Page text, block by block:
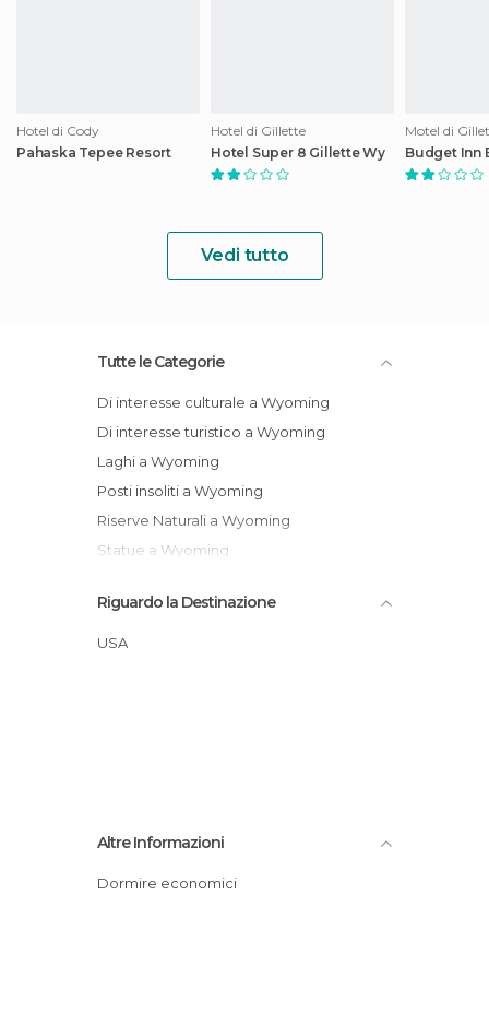
Hotel di Cody
Pahaska Tepee Resort
Hotel di Gillette
Hotel Super 8 Gillette Wy
Motel di
Budget Inn
Vedi tutto
Tutte le Categorie
Di interesse culturale a Wyoming
Di interesse turistico a Wyoming
Laghi a Wyoming
Posti insoliti a Wyoming
Riserve Naturali a Wyoming
Statue a Wyoming
Villaggi a Wyoming
Vulcani a Wyoming
Riguardo la Destinazione
USA
Altre Informazioni
Dormire economici